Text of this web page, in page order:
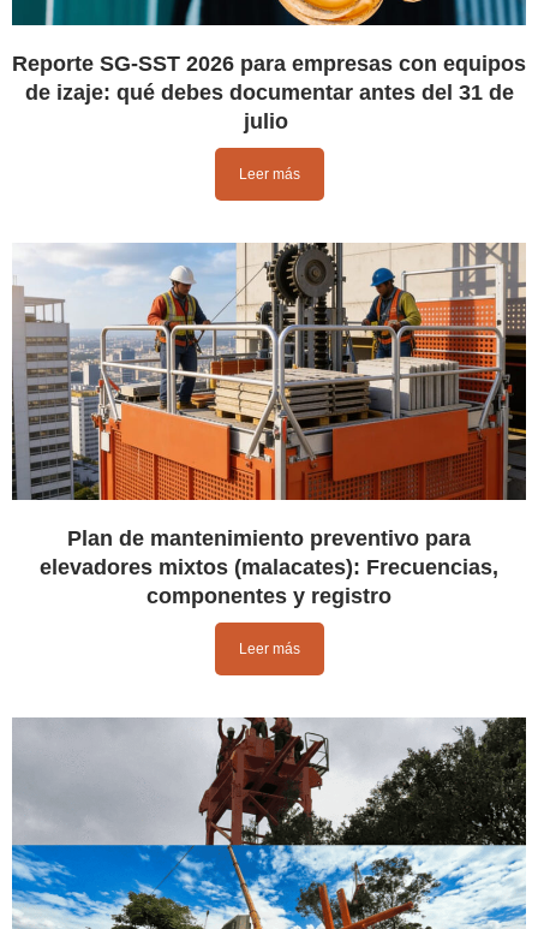
Reporte SG-SST 2026 para empresas con equipos
de izaje: qué debes documentar antes del 31 de
julio
Leer más
Plan de mantenimiento preventivo para
elevadores mixtos (malacates): Frecuencias,
componentes y registro
Leer más